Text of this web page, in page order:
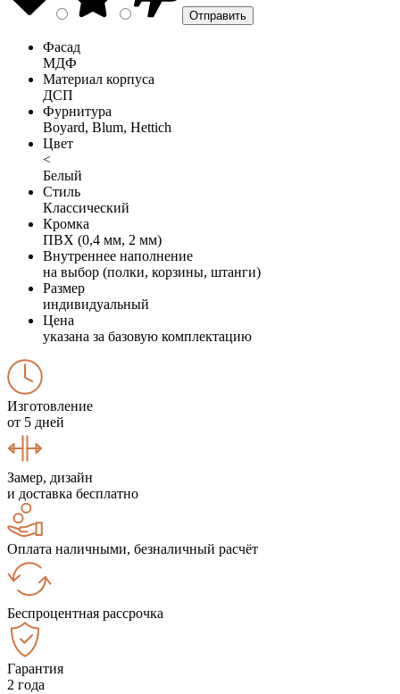
Фасад
МДФ
Материал корпуса
ДСП
Фурнитура
Boyard, Blum, Hettich
Цвет
<
Белый
Стиль
Классический
Кромка
ПВХ (0,4 мм, 2 мм)
Внутреннее наполнение
на выбор (полки, корзины, штанги)
Размер
индивидуальный
Цена
указана за базовую комплектацию
Изготовление
от 5 дней
Замер, дизайн
и доставка бесплатно
Оплата наличными, безналичный расчёт
Беспроцентная рассрочка
Гарантия
2 года